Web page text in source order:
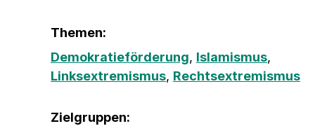
Themen:
Demokratieförderung, Islamismus,
Linksextremismus, Rechtsextremismus
Zielgruppen: